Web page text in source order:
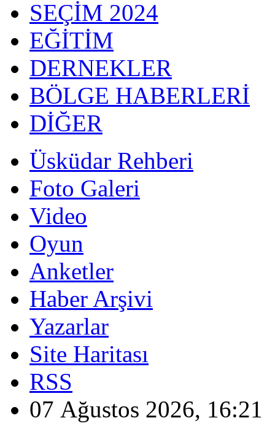
SEÇİM 2024
EĞİTİM
DERNEKLER
BÖLGE HABERLERİ
DİĞER
Üsküdar Rehberi
Foto Galeri
Video
Oyun
Anketler
Haber Arşivi
Yazarlar
Site Haritası
RSS
07 Ağustos 2026, 16:21